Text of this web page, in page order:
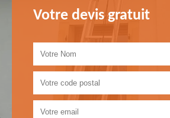
Votre devis gratuit